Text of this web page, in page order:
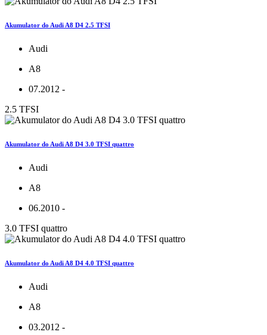
Akumulator do Audi A8 D4 2.5 TFSI
Audi
A8
07.2012 -
2.5 TFSI
Akumulator do Audi A8 D4 3.0 TFSI quattro
Audi
A8
06.2010 -
3.0 TFSI quattro
Akumulator do Audi A8 D4 4.0 TFSI quattro
Audi
A8
03.2012 -